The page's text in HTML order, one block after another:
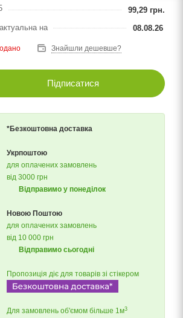
99,29 грн.
на
08.08.26
Знайшли дешевше?
Підписатися
*Безкоштовна доставка
Укрпоштою
для оплачених замовлень
від 3000 грн
Відправимо у понеділок
Новою Поштою
для оплачених замовлень
від 10 000 грн
Відправимо сьогодні
Пропозиція діє для товарів зі стікером
Для замовлень об'ємом більше 1м3